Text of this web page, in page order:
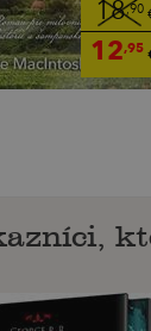
18,90
12,95